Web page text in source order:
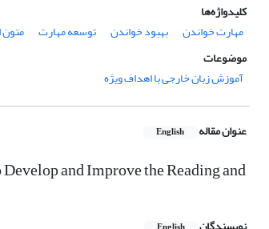
کلیدواژه‌ها
مهارت خواندن
بهبود خواندن توسعه مهارت متون
موضوعات
آموزش زبان خارجی با اهداف ویژه
عنوان مقاله English
and Improve the Reading and